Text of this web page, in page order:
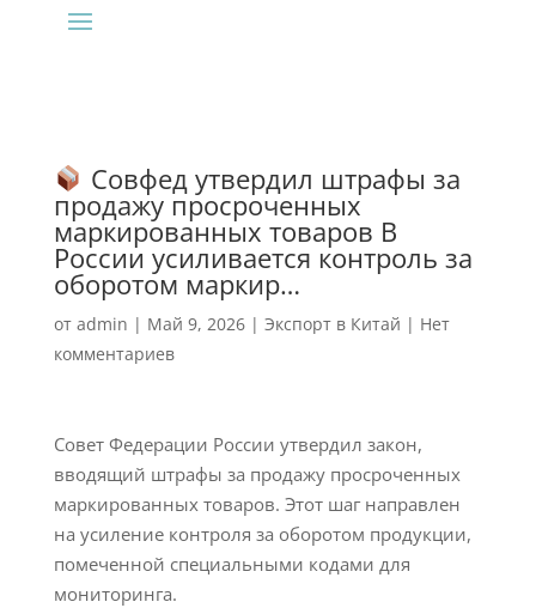
Совфед утвердил штрафы за
продажу просроченных
маркированных товаров В
России усиливается контроль за
оборотом маркир…
от admin | Май 9, 2026| Экспорт в Китай | Нет
комментариев
Совет Федерации России утвердил закон,
вводящий штрафы за продажу просроченных
маркированных товаров. Этот шаг направлен
на усиление контроля за оборотом продукции,
помеченной специальными кодами для
мониторинга.